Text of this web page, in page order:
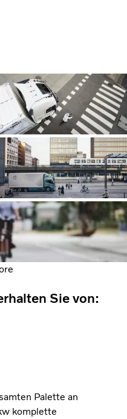
Sie von:
Palette an
komplette